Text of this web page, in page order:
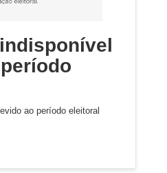
ao período eleitoral